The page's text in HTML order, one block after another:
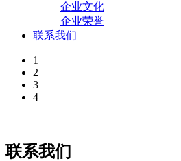
企业文化
企业荣誉
联系我们
1
2
3
4
联系我们